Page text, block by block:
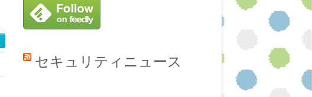
セキュリティニュース